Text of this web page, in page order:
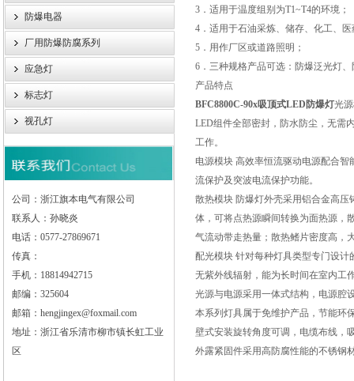
防爆电器
厂用防爆防腐系列
应急灯
标志灯
视孔灯
公司：浙江旗本电气有限公司
联系人：孙晓炎
电话：0577-27869671
传真：
手机：18814942715
邮编：325604
邮箱：hengjingex@foxmail.com
地址：浙江省乐清市柳市镇长虹工业
区
3．适用于温度组别为T1~T4的环境；
4．适用于石油采炼、储存、化工、
5．用作厂区或道路照明；
6．三种规格产品可选：防爆泛光灯
产品特点
BFC8800C-90x吸顶式LED防爆灯光
LED组件全部密封，防水防尘，无需
工作。
电源模块 高效率恒流驱动电源配合
流保护及突波电流保护功能。
散热模块 防爆灯外壳采用铝合金高
体，可将点热源瞬间转换为面热源
气流动带走热量；散热鳍片密度高，
配光模块 针对每种灯具类型专门设
无紫外线辐射，能为长时间在室内工
光源与电源采用一体式结构，电源腔
本系列灯具属于免维护产品，节能环
壁式安装旋转角度可调，电缆布线，
外露紧固件采用高防腐性能的不锈钢